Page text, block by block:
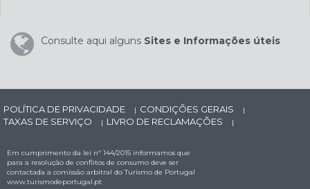
Consulte aqui alguns Sites e Informações úteis
POLÍTICA DE PRIVACIDADE | CONDIÇÕES GERAIS |
TAXAS DE SERVIÇO | LIVRO DE RECLAMAÇÕES |
Em cumprimento da lei nº 144/2015 informamos que
para a resolução de conflitos de consumo deve ser
contactada a comissão arbitral do Turismo de Portugal
www.turismodeportugal.pt